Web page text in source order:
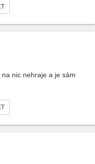
nic nehraje a je sám